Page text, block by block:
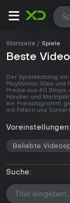
Startseite Spiele
Beste
Der Spielekatalog von
PlayStation, Xbox
Preise aus 40 Shops,
Händler und
ein Preisdiagramm,
mit Filtern und
Voreinstellungen:
Beliebte
Suche: